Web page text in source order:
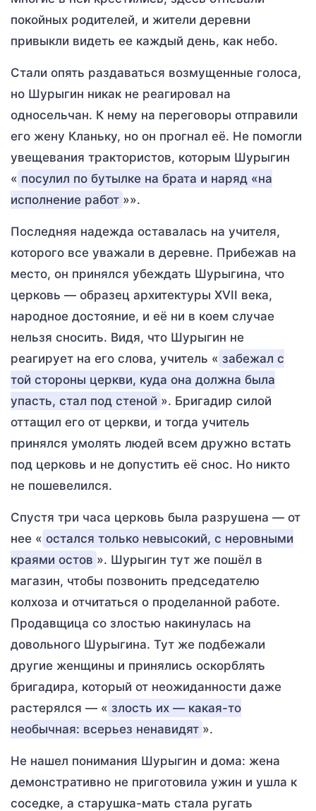
покойных родителей, и жители деревни
привыкли видеть ее каждый день, как небо.
Стали опять раздаваться возмущенные голоса,
но Шурыгин никак не реагировал на
односельчан. К нему на переговоры отправили
его жену Кланьку, но он прогнал её. Не помогли
увещевания трактористов, которым Шурыгин
« посулил по бутылке на брата и наряд «на
исполнение работ »».
Последняя надежда оставалась на учителя,
которого все уважали в деревне. Прибежав на
место, он принялся убеждать Шурыгина, что
церковь — образец архитектуры XVII века,
народное достояние, и её ни в коем случае
нельзя сносить. Видя, что Шурыгин не
реагирует на его слова, учитель « забежал с
той стороны церкви, куда она должна была
упасть, стал под стеной ». Бригадир силой
оттащил его от церкви, и тогда учитель
принялся умолять людей всем дружно встать
под церковь и не допустить её снос. Но никто
не пошевелился.
Спустя три часа церковь была разрушена — от
нее « остался только невысокий, с неровными
краями остов ». Шурыгин тут же пошёл в
магазин, чтобы позвонить председателю
колхоза и отчитаться о проделанной работе.
Продавщица со злостью накинулась на
довольного Шурыгина. Тут же подбежали
другие женщины и принялись оскорблять
бригадира, который от неожиданности даже
растерялся — « злость их — какая-то
необычная: всерьез ненавидят ».
Не нашел понимания Шурыгин и дома: жена
демонстративно не приготовила ужин и ушла к
соседке, а старушка-мать стала ругать